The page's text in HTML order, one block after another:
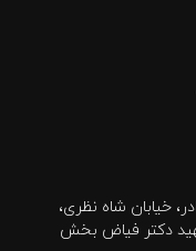
خیابان شاه نظری،
دکتر فیاض بخش